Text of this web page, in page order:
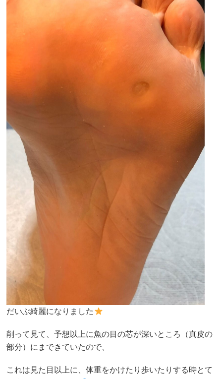
だいぶ綺麗になりました
削って見て、予想以上に魚の目の芯が深いところ（真皮の
部分）にまできていたので、
これは見た目以上に、体重をかけたり歩いたりする時とて